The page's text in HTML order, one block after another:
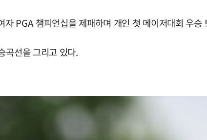
PGA 챔피언십을 제패하며 개인 첫 메이저대회 우승
곡선을 그리고 있다.